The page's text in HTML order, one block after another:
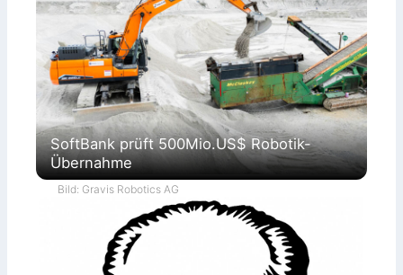
SoftBank prüft 500Mio.US$ Robotik-
Übernahme
Bild: Gravis Robotics AG